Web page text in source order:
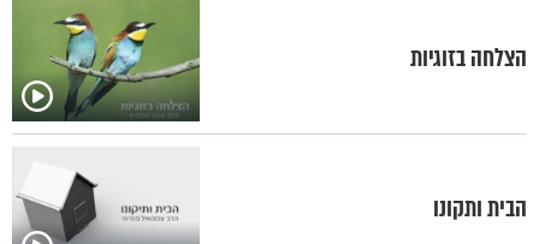
הצלחה בזוגיות
הבית ותקונו